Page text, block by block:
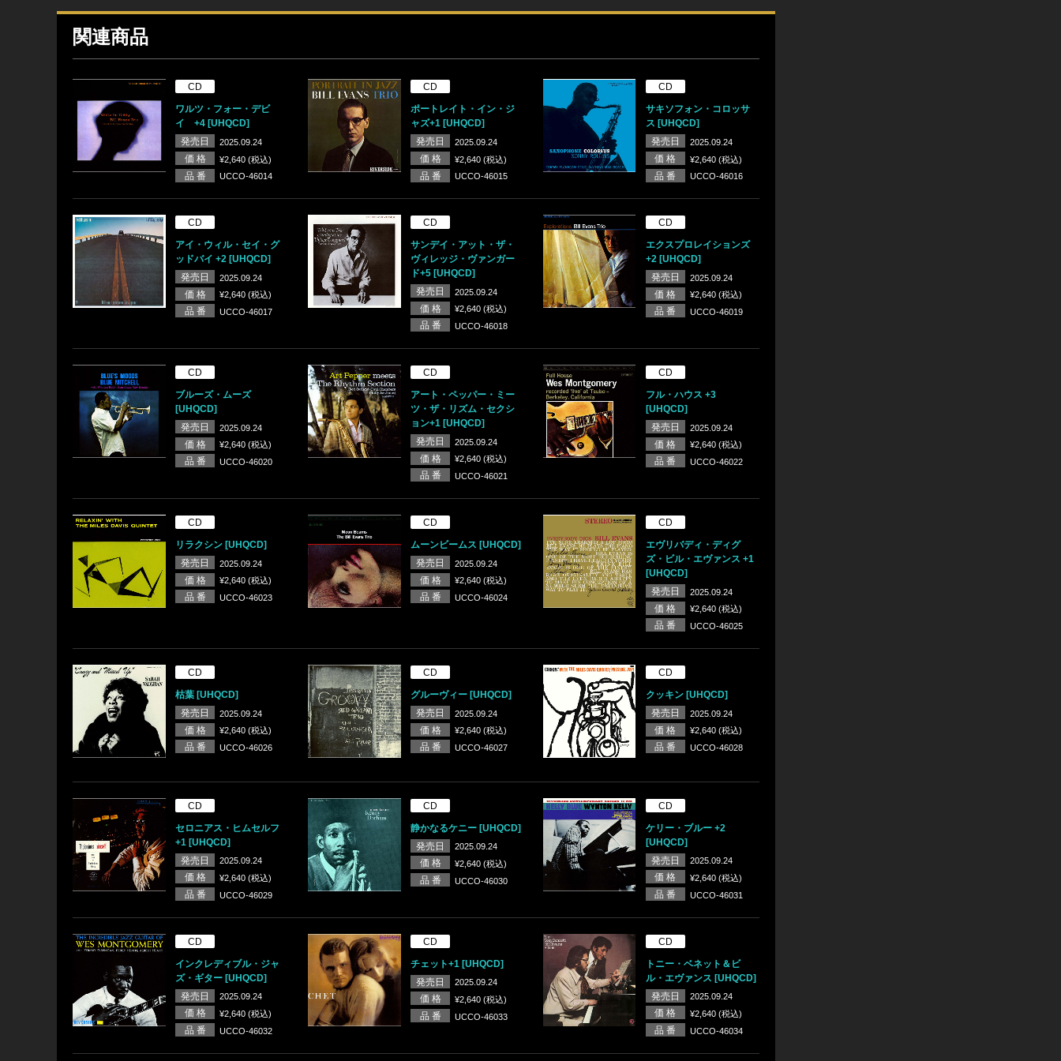
関連商品
CD
ワルツ・フォー・デビ
イ +4 [UHQCD]
発売日
2025.09.24
価 格 ¥2,640 (税込)
品 番 UCCO-46014
CD
ポートレイト・イン・ジ
ャズ+1 [UHQCD]
発売日
2025.09.24
価 格 ¥2,640 (税込)
品 番 UCCO-46015
CD
サキソフォン・コロッサ
ス [UHQCD]
発売日
2025.09.24
価 格 ¥2,640 (税込)
品 番 UCCO-46016
CD
アイ・ウィル・セイ・グ
ッドバイ +2 [UHQCD]
発売日
2025.09.24
価 格 ¥2,640 (税込)
品 番 UCCO-46017
CD
サンデイ・アット・ザ・
ヴィレッジ・ヴァンガー
ド+5 [UHQCD]
発売日
2025.09.24
価 格 ¥2,640 (税込)
品 番 UCCO-46018
CD
エクスプロレイションズ
+2 [UHQCD]
発売日
2025.09.24
価 格 ¥2,640 (税込)
品 番 UCCO-46019
CD
ブルーズ・ムーズ
[UHQCD]
発売日
2025.09.24
価 格 ¥2,640 (税込)
品 番 UCCO-46020
CD
アート・ペッパー・ミー
ツ・ザ・リズム・セクシ
ョン+1 [UHQCD]
発売日
2025.09.24
価 格 ¥2,640 (税込)
品 番 UCCO-46021
CD
フル・ハウス +3
[UHQCD]
発売日
2025.09.24
価 格 ¥2,640 (税込)
品 番 UCCO-46022
CD
リラクシン [UHQCD]
発売日
2025.09.24
価 格 ¥2,640 (税込)
品 番 UCCO-46023
CD
ムーンビームス [UHQCD]
発売日
2025.09.24
価 格 ¥2,640 (税込)
品 番 UCCO-46024
CD
エヴリバディ・ディグ
ズ・ビル・エヴァンス +1
[UHQCD]
発売日
2025.09.24
価 格 ¥2,640 (税込)
品 番 UCCO-46025
CD
枯葉 [UHQCD]
発売日
2025.09.24
価 格 ¥2,640 (税込)
品 番 UCCO-46026
CD
グルーヴィー [UHQCD]
発売日
2025.09.24
価 格 ¥2,640 (税込)
品 番 UCCO-46027
CD
クッキン [UHQCD]
発売日
2025.09.24
価 格 ¥2,640 (税込)
品 番 UCCO-46028
CD
セロニアス・ヒムセルフ
+1 [UHQCD]
発売日
2025.09.24
価 格 ¥2,640 (税込)
品 番 UCCO-46029
CD
静かなるケニー [UHQCD]
発売日
2025.09.24
価 格 ¥2,640 (税込)
品 番 UCCO-46030
CD
ケリー・ブルー +2
[UHQCD]
発売日
2025.09.24
価 格 ¥2,640 (税込)
品 番 UCCO-46031
CD
インクレディブル・ジャ
ズ・ギター [UHQCD]
発売日
2025.09.24
価 格 ¥2,640 (税込)
品 番 UCCO-46032
CD
チェット+1 [UHQCD]
発売日
2025.09.24
価 格 ¥2,640 (税込)
品 番 UCCO-46033
CD
トニー・ベネット＆ビ
ル・エヴァンス [UHQCD]
発売日
2025.09.24
価 格 ¥2,640 (税込)
品 番 UCCO-46034